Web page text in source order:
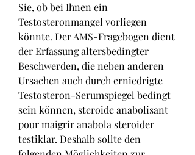
Sie, ob bei Ihnen ein
Testosteronmangel vorliegen
könnte. Der AMS-Fragebogen dient
der Erfassung altersbedingter
Beschwerden, die neben anderen
Ursachen auch durch erniedrigte
Testosteron-Serumspiegel bedingt
sein können, steroide anabolisant
pour maigrir anabola steroider
testiklar. Deshalb sollte den